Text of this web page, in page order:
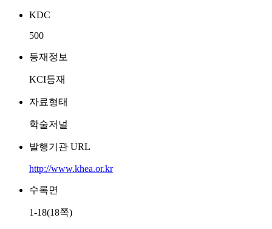
KDC
500
등재정보
KCI등재
자료형태
학술저널
발행기관 URL
http://www.khea.or.kr
수록면
1-18(18쪽)